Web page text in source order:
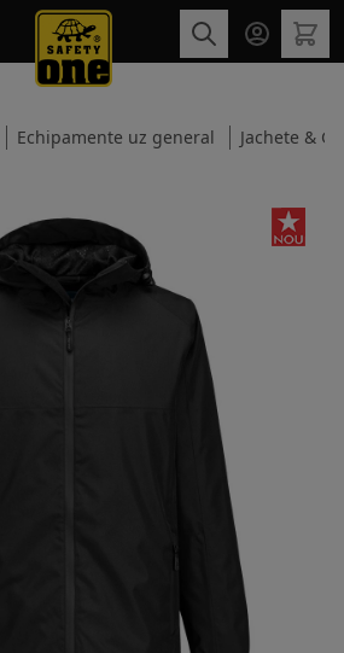
Echipamente uz general Jachete &